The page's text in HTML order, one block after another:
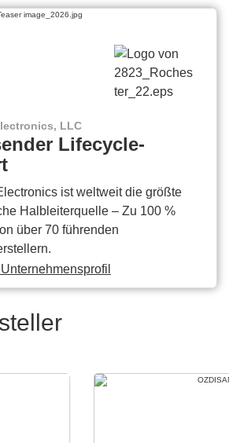
LLC
Lifecycle-
ist weltweit die größte
Halbleiterquelle – Zu 100 %
über 70 führenden